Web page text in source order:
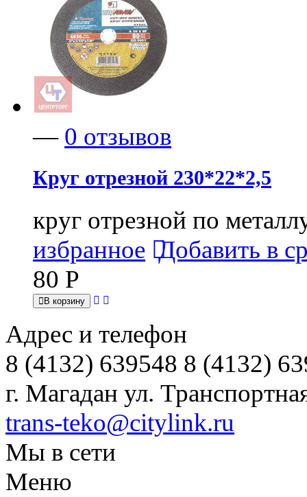
— 0 отзывов
Круг отрезной 230*22*2,5
круг отрезной по
избранное Добавить в
80 Р
В корзину
Адрес и телефон
8 (4132) 639548 8 (4132)
г. Магадан ул.
trans-teko@citylink.ru
Мы в сети
Меню